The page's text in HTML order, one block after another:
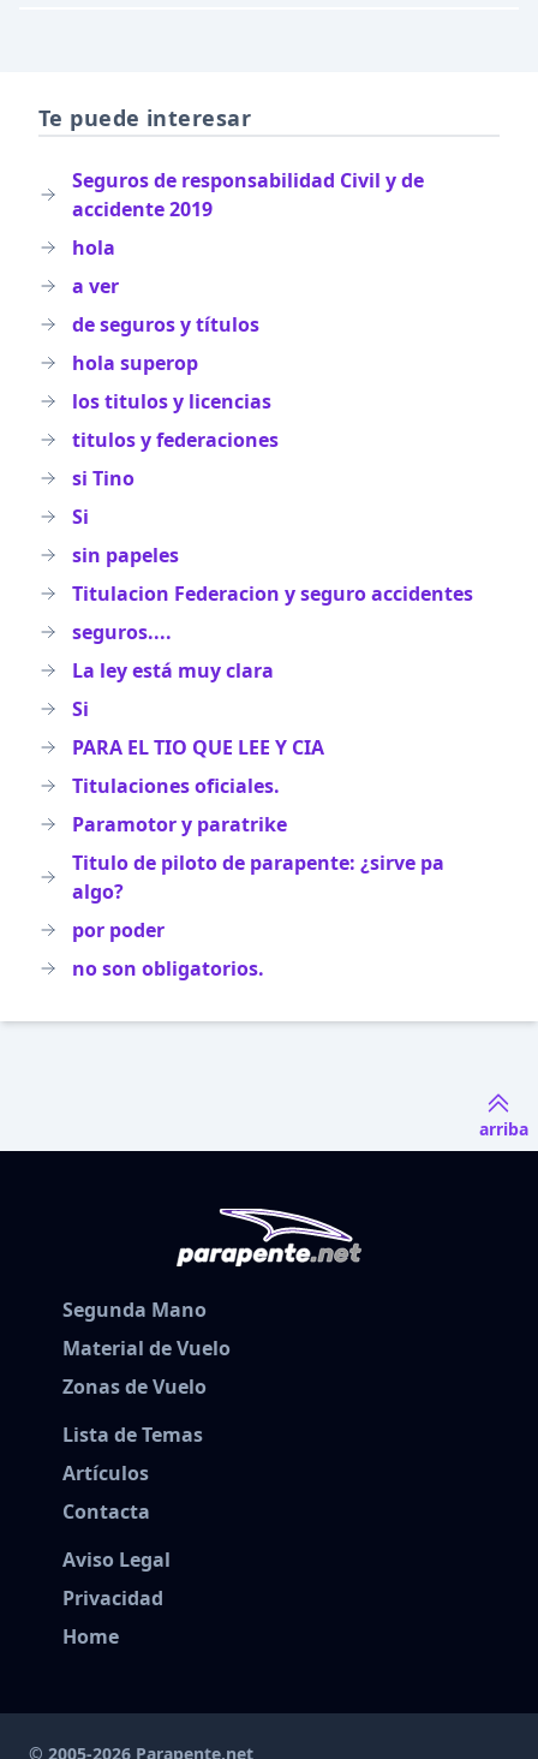
Te puede interesar
Seguros de responsabilidad Civil y de
accidente 2019
hola
a ver
de seguros y títulos
hola superop
los titulos y licencias
titulos y federaciones
si Tino
Si
sin papeles
Titulacion Federacion y seguro accidentes
seguros....
La ley está muy clara
Si
PARA EL TIO QUE LEE Y CIA
Titulaciones oficiales.
Paramotor y paratrike
Titulo de piloto de parapente: ¿sirve pa
algo?
por poder
no son obligatorios.
arriba
Segunda Mano
Material de Vuelo
Zonas de Vuelo
Lista de Temas
Artículos
Contacta
Aviso Legal
Privacidad
Home
© 2005-2026 Parapente.net